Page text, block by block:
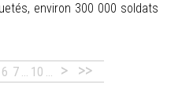
environ 300 000 soldats
6 7 … 10 … > >>